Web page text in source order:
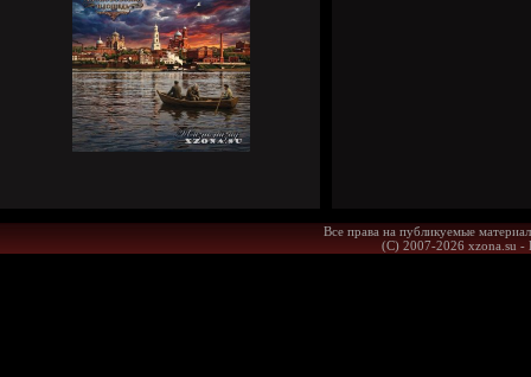
Все права на публикуемые
(С) 2007-2026 xzona.su -